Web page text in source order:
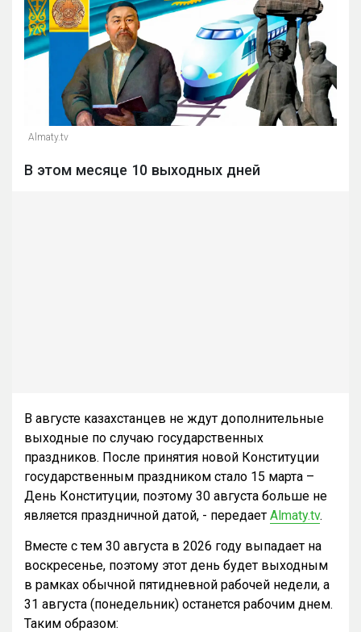
Almaty.tv
В этом месяце 10 выходных дней
В августе казахстанцев не ждут дополнительные
выходные по случаю государственных
праздников. После принятия новой Конституции
государственным праздником стало 15 марта –
День Конституции, поэтому 30 августа больше не
является праздничной датой, - передает Almaty.tv.
Вместе с тем 30 августа в 2026 году выпадает на
воскресенье, поэтому этот день будет выходным
в рамках обычной пятидневной рабочей недели, а
31 августа (понедельник) останется рабочим днем.
Таким образом: